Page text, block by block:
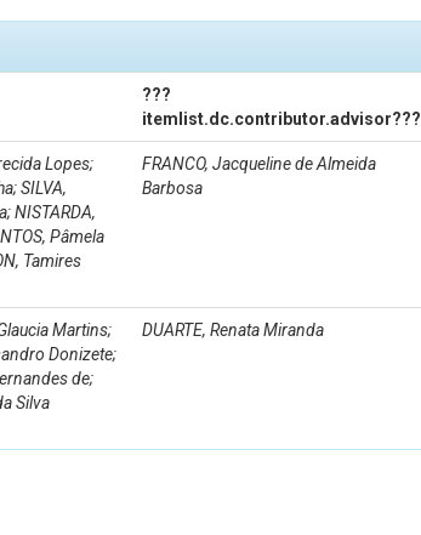
???
itemlist.dc.contributor.advisor???
Lopes;
SILVA,
NISTARDA,
Pâmela
Tamires
FRANCO, Jacqueline de Almeida
Barbosa
Martins;
Donizete;
de;
Silva
DUARTE, Renata Miranda